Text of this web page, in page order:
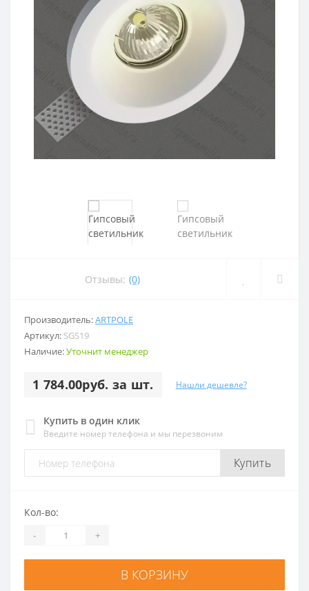
Отзывы: (0)
Производитель:ARTPOLE
Артикул: SGS19
Наличие:Уточнит менеджер
1 784.00руб. за шт. Нашли дешевле?
Купить в один клик
Введите номер телефона и мы перезвоним
Купить
Кол-во:
- +
В КОРЗИНУ